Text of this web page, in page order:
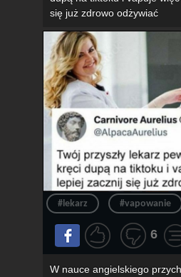
się już zdrowo odżywiać
#lekarz #vapowanie
6
W nauce angielskiego